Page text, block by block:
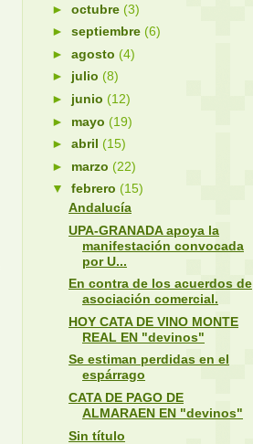
►octubre (3)
►septiembre (6)
►agosto (4)
► julio (8)
► junio (12)
► mayo (19)
►abril (15)
► marzo (22)
▼febrero (15)
Andalucía
UPA-GRANADA apoya la
manifestación convocada
por U...
En contra de los acuerdos de
asociación comercial.
HOY CATA DE VINO MONTE
REAL EN "devinos"
Se estiman perdidas en el
espárrago
CATA DE PAGO DE
ALMARAEN EN "devinos"
Sin título